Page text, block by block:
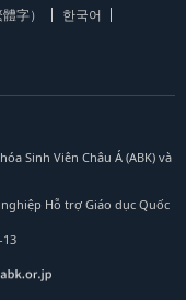
字）
한국어
Sinh Viên Châu Á (ABK) và
nghiệp Hỗ trợ Giáo dục Quốc